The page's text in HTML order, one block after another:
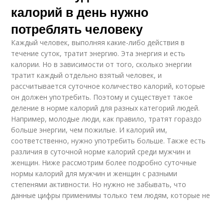
калорий в день нужно
потреблять человеку
Каждый человек, выполняя какие-либо действия в
течение суток, тратит энергию. Эта энергия и есть
калории. Но в зависимости от того, сколько энергии
тратит каждый отдельно взятый человек, и
рассчитывается суточное количество калорий, которые
он должен употребить. Поэтому и существует такое
деление в норме калорий для разных категорий людей.
Например, молодые люди, как правило, тратят гораздо
больше энергии, чем пожилые. И калорий им,
соответственно, нужно употребить больше. Также есть
различия в суточной норме калорий среди мужчин и
женщин. Ниже рассмотрим более подробно суточные
нормы калорий для мужчин и женщин с разными
степенями активности. Но нужно не забывать, что
данные цифры применимы только тем людям, которые не